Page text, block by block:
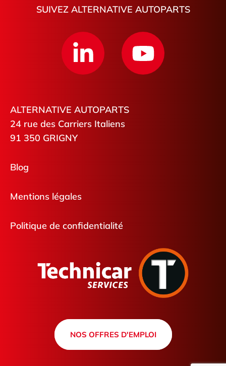
SUIVEZ ALTERNATIVE AUTOPARTS
ALTERNATIVE AUTOPARTS
24 rue des Carriers Italiens
91 350 GRIGNY
Blog
Mentions légales
Politique de confidentialité
NOS OFFRES D'EMPLOI